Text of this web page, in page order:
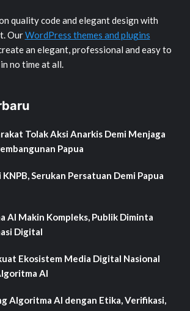
quality code and elegant design with
OurWordPress themes and plugins
an elegant, professional and easy to
no time at all.
Tolak Aksi Anarkis Demi Menjaga
Papua
KNPB, Serukan Persatuan Demi Papua
AI Makin Kompleks, Publik Diminta
Digital
Ekosistem Media Digital Nasional
AI
Algoritma AI dengan Etika, Verifikasi,